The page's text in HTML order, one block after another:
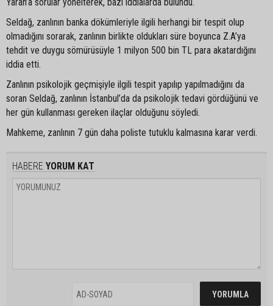
Seldağ, zanlının banka dökümleriyle ilgili herhangi bir tespit olup
olmadığını sorarak, zanlının birlikte oldukları süre boyunca Z.A’ya
tehdit ve duygu sömürüsüyle 1 milyon 500 bin TL para akatardığını
iddia etti.
Zanlının psikolojik geçmişiyle ilgili tespit yapılıp yapılmadığını da
soran Seldağ, zanlının İstanbul’da da psikolojik tedavi gördüğünü ve
her gün kullanması gereken ilaçlar olduğunu söyledi.
Mahkeme, zanlının 7 gün daha poliste tutuklu kalmasına karar verdi.
HABERE YORUM KAT